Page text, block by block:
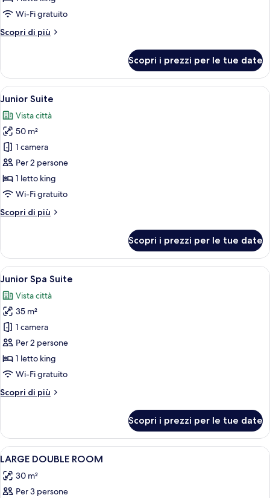
SuiteWi-Fi gratuito
Scopri di più
Altri
Spa
Suite
Scopri i prezzi per le tue date
Apri
tutte
le
foto
per
Junior
Suite
Camera d'albergo moderna con un
7
Junior Suite
Vista città
50 m²
1 camera
Per 2 persone
1 letto king
Wi-Fi gratuito
Scopri di più
Altri
Suite
Scopri i prezzi per le tue date
Apri
tutte
le
foto
per
Junior
Spa
Suite
Una camera d'albergo moderna
8
Junior Spa Suite
Vista città
35 m²
1 camera
Per 2 persone
1 letto king
Wi-Fi gratuito
Scopri di più
Altri
Spa
Suite
Scopri i prezzi per le tue date
Apri
tutte
le
foto
Biancheria da letto di alta qualità,
7
LARGE DOUBLE ROOM
30 m²
Per 3 persone